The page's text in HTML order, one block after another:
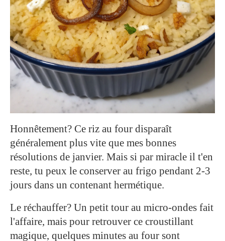
Honnêtement? Ce riz au four disparaît
généralement plus vite que mes bonnes
résolutions de janvier. Mais si par miracle il t'en
reste, tu peux le conserver au frigo pendant 2-3
jours dans un contenant hermétique.
Le réchauffer? Un petit tour au micro-ondes fait
l'affaire, mais pour retrouver ce croustillant
magique, quelques minutes au four sont